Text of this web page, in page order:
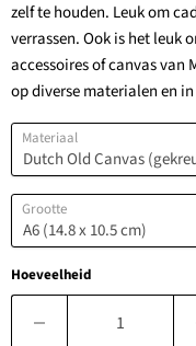
zelf te houden. Leuk om
verrassen. Ook is het leuk
accessoires of canvas van
op diverse materialen en
Materiaal
Grootte
Hoeveelheid